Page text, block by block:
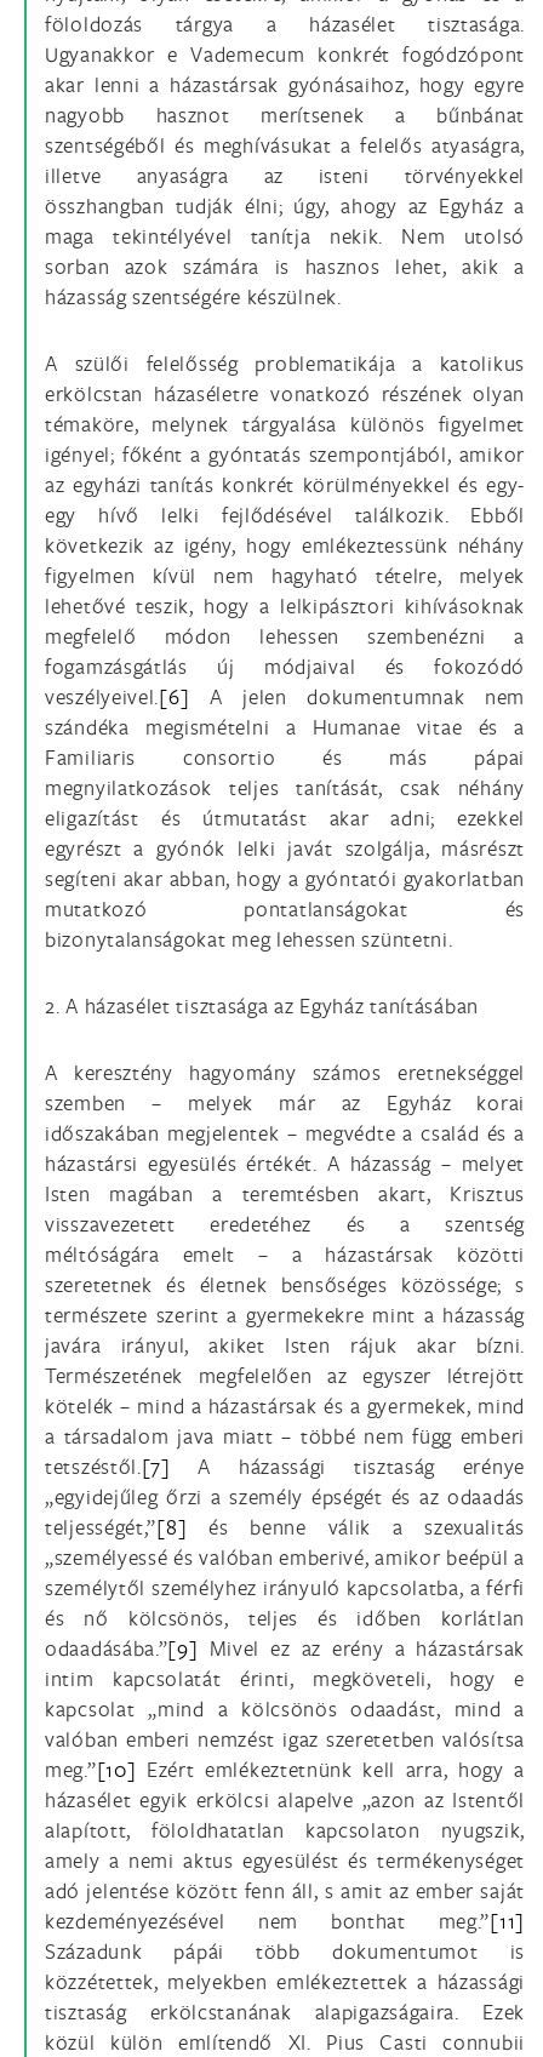
föloldozás tárgya a házasélet tisztasága.
Ugyanakkor e Vademecum konkrét fogódzópont
akar lenni a házastársak gyónásaihoz, hogy egyre
nagyobb hasznot merítsenek a bűnbánat
szentségéből és meghívásukat a felelős atyaságra,
illetve anyaságra az isteni törvényekkel
összhangban tudják élni; úgy, ahogy az Egyház a
maga tekintélyével tanítja nekik. Nem utolsó
sorban azok számára is hasznos lehet, akik a
házasság szentségére készülnek.
A szülői felelősség problematikája a katolikus
erkölcstan házaséletre vonatkozó részének olyan
témaköre, melynek tárgyalása különös figyelmet
igényel; főként a gyóntatás szempontjából, amikor
az egyházi tanítás konkrét körülményekkel és egy-
egy hívő lelki fejlődésével találkozik. Ebből
következik az igény, hogy emlékeztessünk néhány
figyelmen kívül nem hagyható tételre, melyek
lehetővé teszik, hogy a lelkipásztori kihívásoknak
megfelelő módon lehessen szembenézni a
fogamzásgátlás új módjaival és fokozódó
veszélyeivel.[6] A jelen dokumentumnak nem
szándéka megismételni a Humanae vitae és a
Familiaris consortio és más pápai
megnyilatkozások teljes tanítását, csak néhány
eligazítást és útmutatást akar adni; ezekkel
egyrészt a gyónók lelki javát szolgálja, másrészt
segíteni akar abban, hogy a gyóntatói gyakorlatban
mutatkozó pontatlanságokat és
bizonytalanságokat meg lehessen szüntetni.
2. A házasélet tisztasága az Egyház tanításában
A keresztény hagyomány számos eretnekséggel
szemben – melyek már az Egyház korai
időszakában megjelentek – megvédte a család és a
házastársi egyesülés értékét. A házasság – melyet
Isten magában a teremtésben akart, Krisztus
visszavezetett eredetéhez és a szentség
méltóságára emelt – a házastársak közötti
szeretetnek és életnek bensőséges közössége; s
természete szerint a gyermekekre mint a házasság
javára irányul, akiket Isten rájuk akar bízni.
Természetének megfelelően az egyszer létrejött
kötelék – mind a házastársak és a gyermekek, mind
a társadalom java miatt – többé nem függ emberi
tetszéstől.[7] A házassági tisztaság erénye
„egyidejűleg őrzi a személy épségét és az odaadás
teljességét,”[8] és benne válik a szexualitás
„személyessé és valóban emberivé, amikor beépül a
személytől személyhez irányuló kapcsolatba, a férfi
és nő kölcsönös, teljes és időben korlátlan
odaadásába.”[9] Mivel ez az erény a házastársak
intim kapcsolatát érinti, megköveteli, hogy e
kapcsolat „mind a kölcsönös odaadást, mind a
valóban emberi nemzést igaz szeretetben valósítsa
meg.”[10] Ezért emlékeztetnünk kell arra, hogy a
házasélet egyik erkölcsi alapelve „azon az Istentől
alapított, föloldhatatlan kapcsolaton nyugszik,
amely a nemi aktus egyesülést és termékenységet
adó jelentése között fenn áll, s amit az ember saját
kezdeményezésével nem bonthat meg.”[11]
Századunk pápái több dokumentumot is
közzétettek, melyekben emlékeztettek a házassági
tisztaság erkölcstanának alapigazságaira. Ezek
közül külön említendő XI. Pius Casti connubii